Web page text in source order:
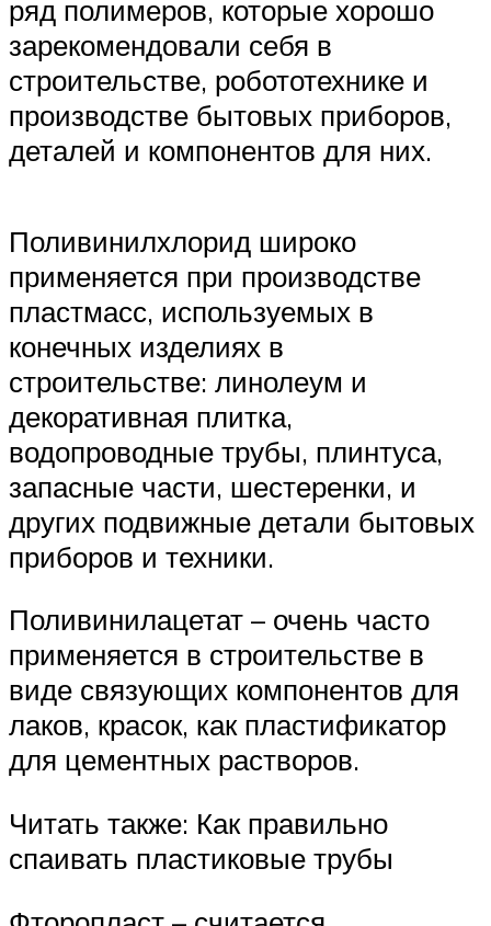
ряд полимеров, которые хорошо
зарекомендовали себя в
строительстве, робототехнике и
производстве бытовых приборов,
деталей и компонентов для них.
Поливинилхлорид широко
применяется при производстве
пластмасс, используемых в
конечных изделиях в
строительстве: линолеум и
декоративная плитка,
водопроводные трубы, плинтуса,
запасные части, шестеренки, и
других подвижные детали бытовых
приборов и техники.
Поливинилацетат – очень часто
применяется в строительстве в
виде связующих компонентов для
лаков, красок, как пластификатор
для цементных растворов.
Читать также: Как правильно
спаивать пластиковые трубы